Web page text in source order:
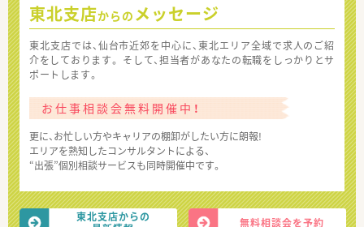
東北支店からの メッセージ
東北支店では、仙台市近郊を中心に、東北エリア全域で求人のご紹
介をしております。 そして、担当者があなたの転職をしっかりとサ
ポートします。
お仕事相談会無料開催中！
更に、お忙しい方やキャリアの棚卸がしたい方に朗報!
エリアを熟知したコンサルタントによる、
“出張”個別相談サービスも同時開催中です。
東北支店からの
無料相談会を予約